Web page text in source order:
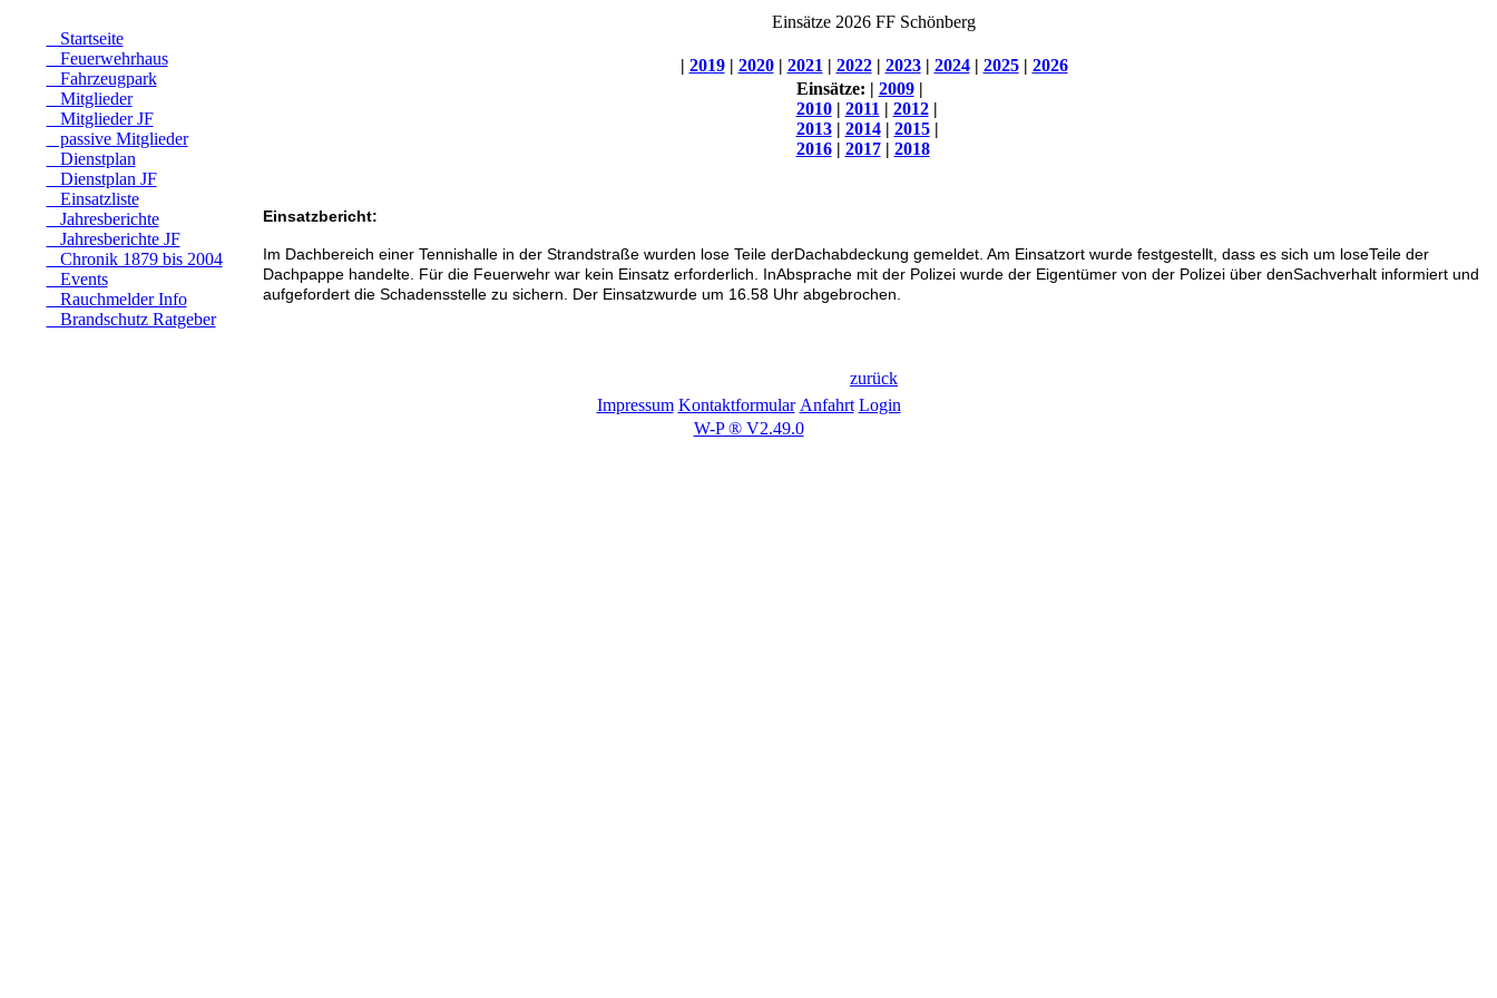
Startseite
Feuerwehrhaus
Fahrzeugpark
Mitglieder
Mitglieder JF
passive Mitglieder
Dienstplan
Dienstplan JF
Einsatzliste
Jahresberichte
Jahresberichte JF
Chronik 1879 bis 2004
Events
Rauchmelder Info
Brandschutz Ratgeber
Einsätze 2026 FF Schönberg
| 2019| 2020| 2021 | 2022| 2023| 2024| 2025| 2026
Einsätze: | 2009|
2010| 2011 | 2012|
2013| 2014| 2015|
2016| 2017| 2018
Einsatzbericht:
Im Dachbereich einer Tennishalle in der Strandstraße wurden lose Teile derDachabdeckung gemeldet. Am Einsatzort wurde festgestellt, dass es sich um loseTeile der
Dachpappe handelte. Für die Feuerwehr war kein Einsatz erforderlich. InAbsprache mit der Polizei wurde der Eigentümer von der Polizei über denSachverhalt informiert und
aufgefordert die Schadensstelle zu sichern. Der Einsatzwurde um 16.58 Uhr abgebrochen.
zurück
Impressum Kontaktformular Anfahrt Login
W-P ® V2.49.0